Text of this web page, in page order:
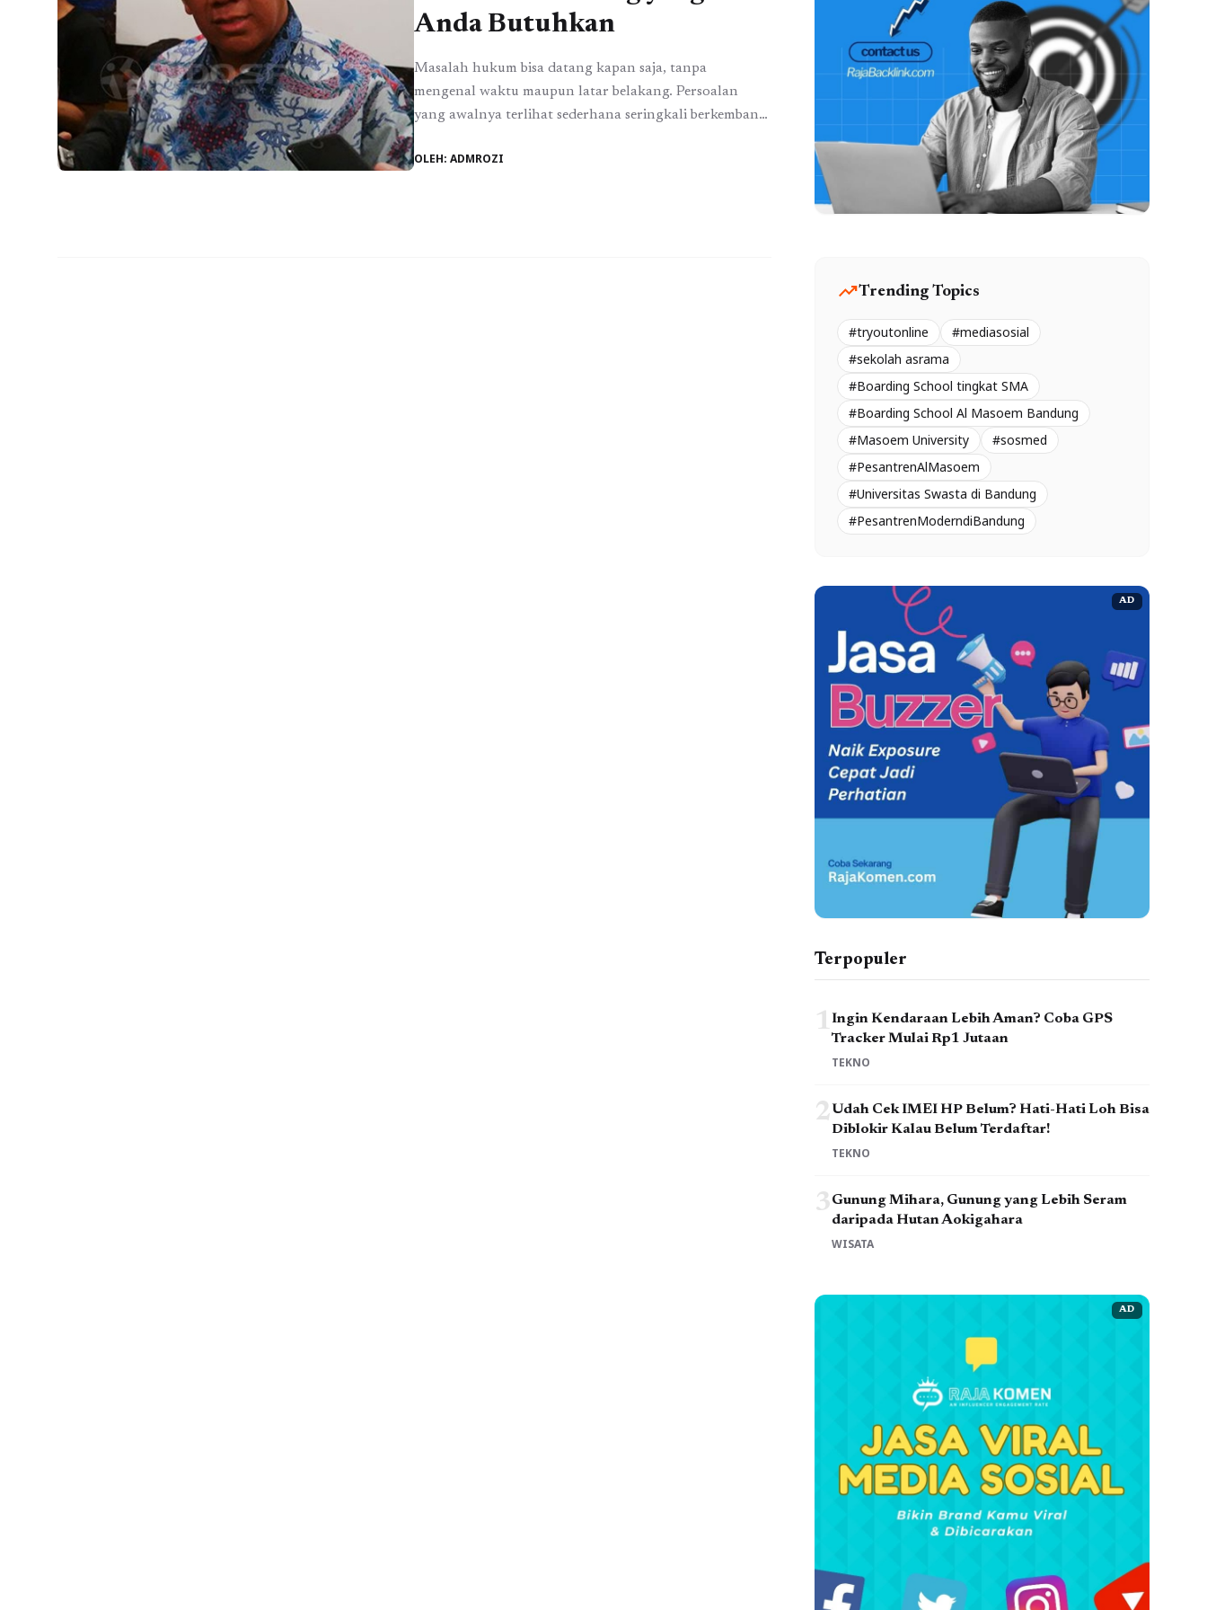
Anda Butuhkan
Masalah hukum bisa datang kapan saja, tanpa
mengenal waktu maupun latar belakang. Persoalan
yang awalnya terlihat sederhana seringkali berkembang
Mulai dari konflik keluarga, sengketa perdata, persoalan
OLEH: ADMROZI
trending_upTrending Topics
#tryoutonline
#mediasosial
#sekolah asrama
#Boarding School tingkat SMA
#Boarding School Al Masoem Bandung
#Masoem University
#sosmed
#PesantrenAlMasoem
#Universitas Swasta di Bandung
#PesantrenModerndiBandung
AD
Terpopuler
1Ingin Kendaraan Lebih Aman? Coba GPS
Tracker Mulai Rp1 Jutaan
TEKNO
2Udah Cek IMEI HP Belum? Hati-Hati Loh Bisa
Diblokir Kalau Belum Terdaftar!
TEKNO
3Gunung Mihara, Gunung yang Lebih Seram
daripada Hutan Aokigahara
WISATA
AD